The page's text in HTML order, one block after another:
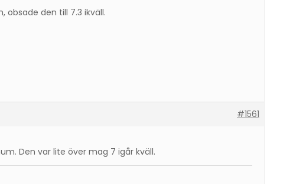
obsade den till 7.3 ikväll.
#1561
Den var lite över mag 7 igår kväll.